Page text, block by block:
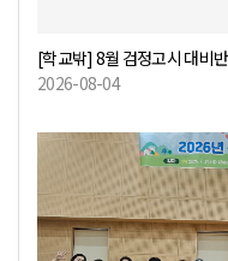
[학교밖] 8월 검정고시 대비반
2026-08-04